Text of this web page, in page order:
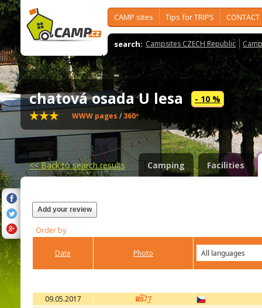
CAMP sites Tips for TRIPS CONTACT
search: Campsites CZECH Republic
chatová osada U lesa - 10 %
WWW pages / 360º
<<Back to search results Camping Facilities
Add your review
Order by
Date Photo
09.05.2017 7